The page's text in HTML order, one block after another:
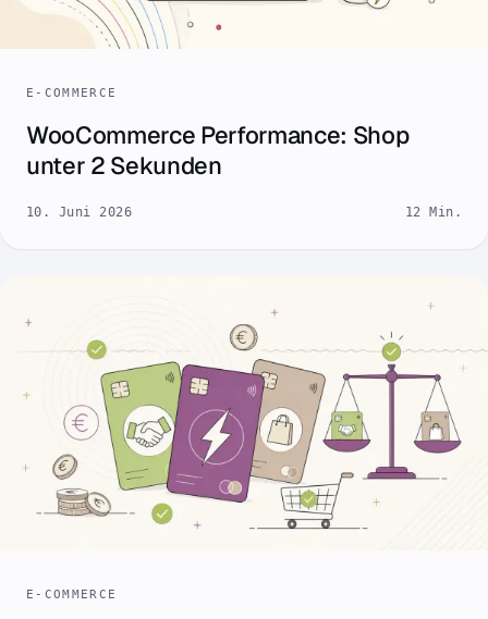
E-COMMERCE
WooCommerce Performance: Shop
unter 2 Sekunden
10. Juni 2026 12 Min.
E-COMMERCE